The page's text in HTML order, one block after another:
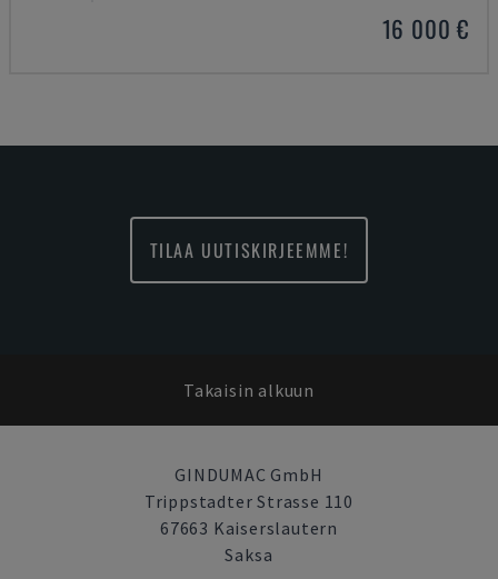
16 000 €
TILAA UUTISKIRJEEMME!
Takaisin alkuun
GINDUMAC GmbH
Trippstadter Strasse 110
67663 Kaiserslautern
Saksa